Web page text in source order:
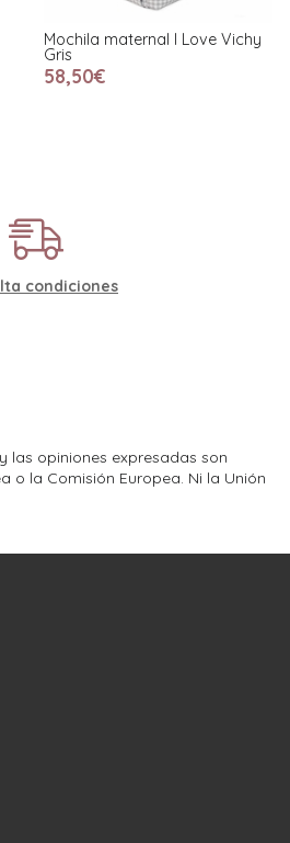
Mochila maternal I Love Vichy
Gris
58,50€
condiciones
las opiniones expresadas son
o la Comisión Europea. Ni la Unión